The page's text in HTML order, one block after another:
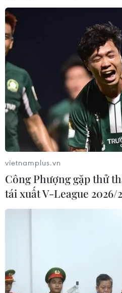
vietnamplus.vn
Công Phượng gặp thử
tái xuất V-League 2026/